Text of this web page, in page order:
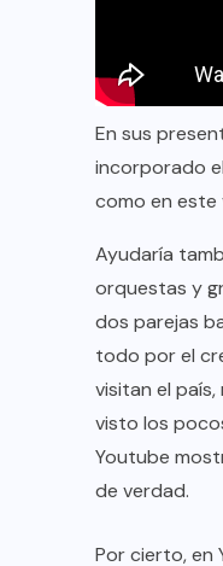
En sus
incorporado
como en este
Ayudaría
orquestas y
dos parejas
todo por el
visitan el
visto los
Youtube
de verdad.
Por cierto, en